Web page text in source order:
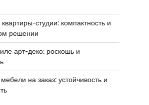
студии: компактность и
решении
арт-деко: роскошь и
на заказ: устойчивость и